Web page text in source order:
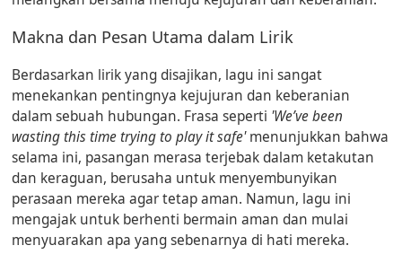
Makna dan Pesan Utama dalam Lirik
Berdasarkan lirik yang disajikan, lagu ini sangat
menekankan pentingnya kejujuran dan keberanian
dalam sebuah hubungan. Frasa seperti 'We’ve been
wasting this time trying to play it safe'menunjukkan bahwa
selama ini, pasangan merasa terjebak dalam ketakutan
dan keraguan, berusaha untuk menyembunyikan
perasaan mereka agar tetap aman. Namun, lagu ini
mengajak untuk berhenti bermain aman dan mulai
menyuarakan apa yang sebenarnya di hati mereka.